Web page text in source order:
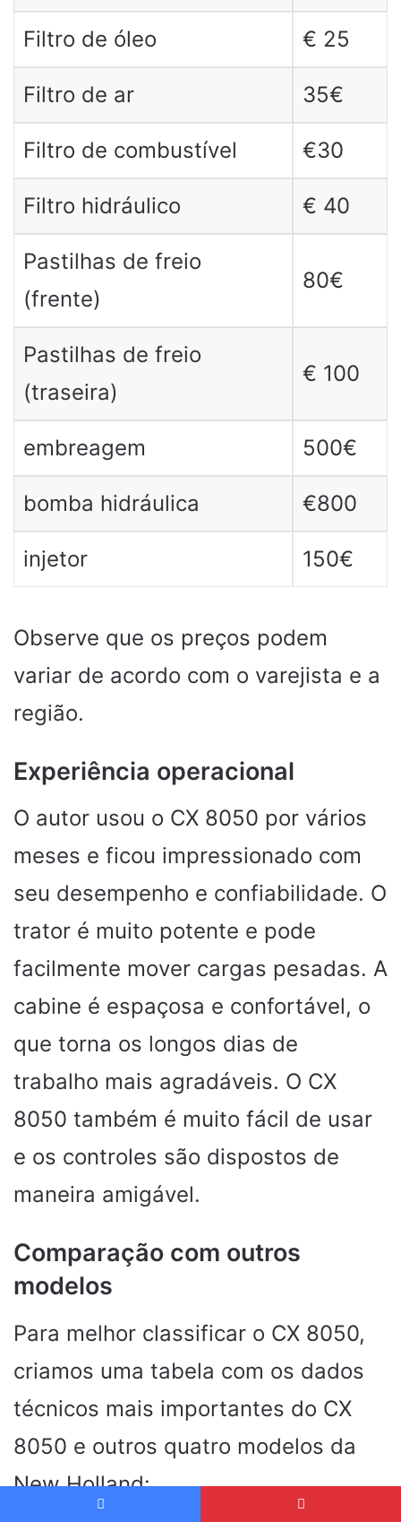
Filtro de óleo € 25
Filtro de ar 35€
Filtro de combustível €30
Filtro hidráulico € 40
Pastilhas de freio
(frente)
80€
Pastilhas de freio
(traseira)
€ 100
embreagem 500€
bomba hidráulica €800
injetor 150€
Observe que os preços podem
variar de acordo com o varejista e a
região.
Experiência operacional
O autor usou o CX 8050 por vários
meses e ficou impressionado com
seu desempenho e confiabilidade. O
trator é muito potente e pode
facilmente mover cargas pesadas. A
cabine é espaçosa e confortável, o
que torna os longos dias de
trabalho mais agradáveis. O CX
8050 também é muito fácil de usar
e os controles são dispostos de
maneira amigável.
Comparação com outros
modelos
Para melhor classificar o CX 8050,
criamos uma tabela com os dados
técnicos mais importantes do CX
8050 e outros quatro modelos da
New Holland: